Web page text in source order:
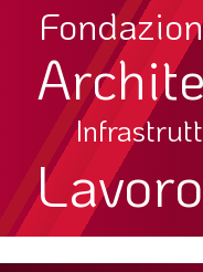
Lavoro